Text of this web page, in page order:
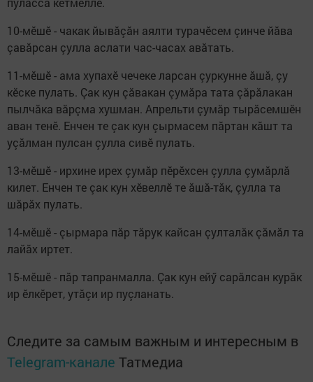
10-мӗшӗ - чакак йывăçăн аял­­ти турачӗсем çинче йăва
çавăрсан çулла аслати час-часах авăтать.
11-мӗшӗ - ама хупахӗ чечеке ларсан çуркунне ăшă, çу
кӗске пулать. Çак кун çăвакан çумăра тата çăрăлакан
пылчăка вăрçма хушман. Апрельти çумăр тырăсемшӗн
аван тенӗ. Енчен те çак кун çырмасем пăртан кăшт та
уçăлман пулсан çулла сивӗ пулать.
13-мӗшӗ - ирхине ирех çумăр пӗрӗхсен çулла çумăрлă
килет. Енчен те çак кун хӗвеллӗ те ăшă-тăк, çулла та
шăрăх пулать.
14-мӗшӗ - çырмара пăр тăрук кайсан çулталăк çăмăл та
лайăх иртет.
15-мӗшӗ - пăр тапранмалла. Çак кун ейӳ сарăлсан курăк
ир ӗлкӗрет, утăçи ир пуçланать.
Следите за самым важным и интересным в
Telegram-канале Татмедиа